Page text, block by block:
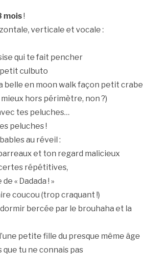
mois!
verticale et vocale :
qui te fait pencher
petit culbuto
belle en moon walk façon petit crabe
hors périmètre, non ?)
tes peluches…
peluches !
au réveil :
et ton regard malicieux
répétitives,
« Dadada ! »
coucou (trop craquant !)
bercée par le brouhaha et la
petite fille du presque même âge
tu ne connais pas